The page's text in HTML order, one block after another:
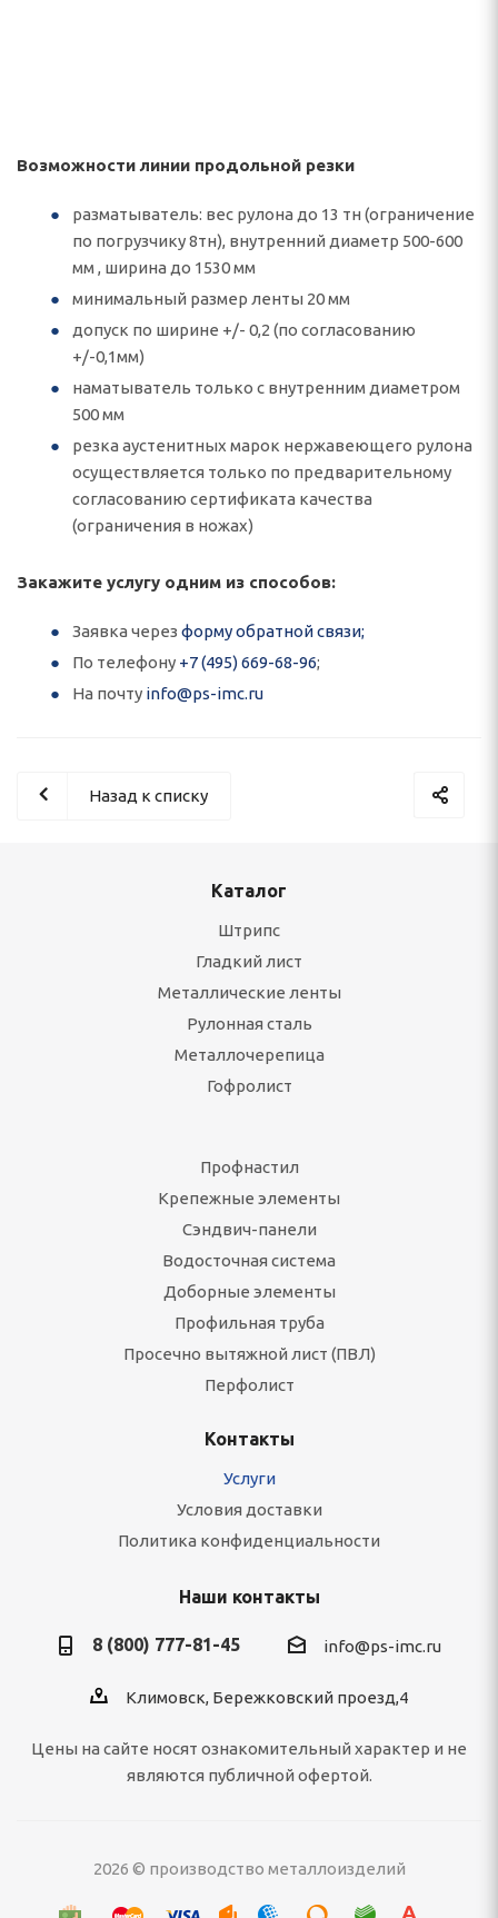
Возможности линии продольной резки
разматыватель: вес рулона до 13 тн (ограничение
по погрузчику 8тн), внутренний диаметр 500-600
мм , ширина до 1530 мм
минимальный размер ленты 20 мм
допуск по ширине +/- 0,2 (по согласованию
+/-0,1мм)
наматыватель только с внутренним диаметром
500 мм
резка аустенитных марок нержавеющего рулона
осуществляется только по предварительному
согласованию сертификата качества
(ограничения в ножах)
Закажите услугу одним из способов:
Заявка через форму обратной связи;
По телефону +7 (495) 669-68-96;
На почту info@ps-imc.ru
Назад к списку
Каталог
Штрипс
Гладкий лист
Металлические ленты
Рулонная сталь
Металлочерепица
Гофролист
Профнастил
Крепежные элементы
Сэндвич-панели
Водосточная система
Доборные элементы
Профильная труба
Просечно вытяжной лист (ПВЛ)
Перфолист
Контакты
Услуги
Условия доставки
Политика конфиденциальности
Наши контакты
8 (800) 777-81-45 info@ps-imc.ru
Климовск, Бережковский проезд,4
Цены на сайте носят ознакомительный характер и не
являются публичной офертой.
2026 © производство металлоизделий